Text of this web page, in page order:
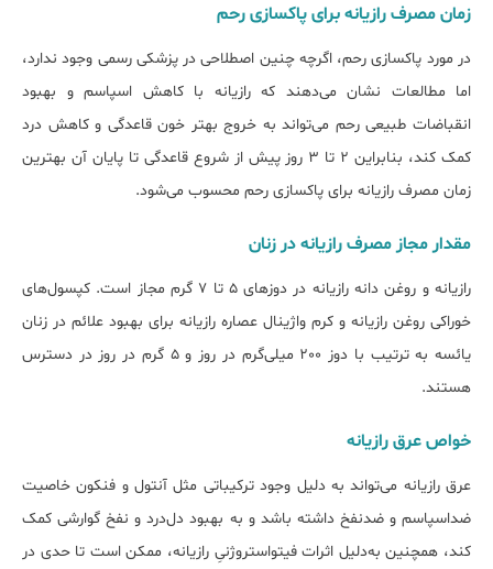
زمان مصرف رازیانه برای پاکسازی رحم
در مورد پاکسازی رحم، اگرچه چنین اصطلاحی در پزشکی رسمی وجود ندارد،
اما مطالعات نشان می‌دهند که رازیانه با کاهش اسپاسم و بهبود
انقباضات طبیعی رحم می‌تواند به خروج بهتر خون قاعدگی و کاهش درد
کمک کند، بنابراین ۲ تا ۳ روز پیش از شروع قاعدگی تا پایان آن بهترین
زمان مصرف رازیانه برای پاکسازی رحم محسوب می‌شود.
مقدار مجاز مصرف رازیانه در زنان
رازیانه و روغن دانه رازیانه در دوزهای 5 تا 7 گرم مجاز است. کپسول‌های
خوراکی روغن رازیانه و کرم واژینال عصاره رازیانه برای بهبود علائم در زنان
یائسه به ترتیب با دوز 200 میلی‌گرم در روز و 5 گرم در روز در دسترس
هستند.
خواص عرق رازیانه
عرق رازیانه می‌تواند به دلیل وجود ترکیباتی مثل آنتول و فنکون خاصیت
ضداسپاسم و ضدنفخ داشته باشد و به بهبود دل‌درد و نفخ گوارشی کمک
کند، همچنین به‌دلیل اثرات فیتواستروژنیِ رازیانه، ممکن است تا حدی در